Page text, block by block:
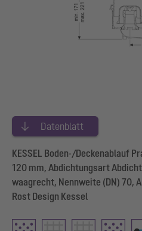
Datenblatt
KESSEL Boden-/Deckenablauf
120 mm, Abdichtungsart
waagrecht, Nennweite (DN) 70,
Rost Design Kessel